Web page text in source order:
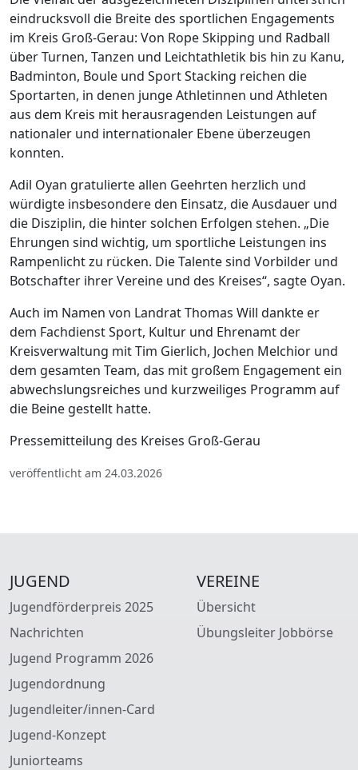
eindrucksvoll die Breite des sportlichen Engagements
im Kreis Groß-Gerau: Von Rope Skipping und Radball
über Turnen, Tanzen und Leichtathletik bis hin zu Kanu,
Badminton, Boule und Sport Stacking reichen die
Sportarten, in denen junge Athletinnen und Athleten
aus dem Kreis mit herausragenden Leistungen auf
nationaler und internationaler Ebene überzeugen
konnten.
Adil Oyan gratulierte allen Geehrten herzlich und
würdigte insbesondere den Einsatz, die Ausdauer und
die Disziplin, die hinter solchen Erfolgen stehen. „Die
Ehrungen sind wichtig, um sportliche Leistungen ins
Rampenlicht zu rücken. Die Talente sind Vorbilder und
Botschafter ihrer Vereine und des Kreises“, sagte Oyan.
Auch im Namen von Landrat Thomas Will dankte er
dem Fachdienst Sport, Kultur und Ehrenamt der
Kreisverwaltung mit Tim Gierlich, Jochen Melchior und
dem gesamten Team, das mit großem Engagement ein
abwechslungsreiches und kurzweiliges Programm auf
die Beine gestellt hatte.
Pressemitteilung des Kreises Groß-Gerau
veröffentlicht am 24.03.2026
JUGEND
Jugendförderpreis 2025
Nachrichten
Jugend Programm 2026
Jugendordnung
Jugendleiter/innen-Card
Jugend-Konzept
Juniorteams
VEREINE
Übersicht
Übungsleiter Jobbörse